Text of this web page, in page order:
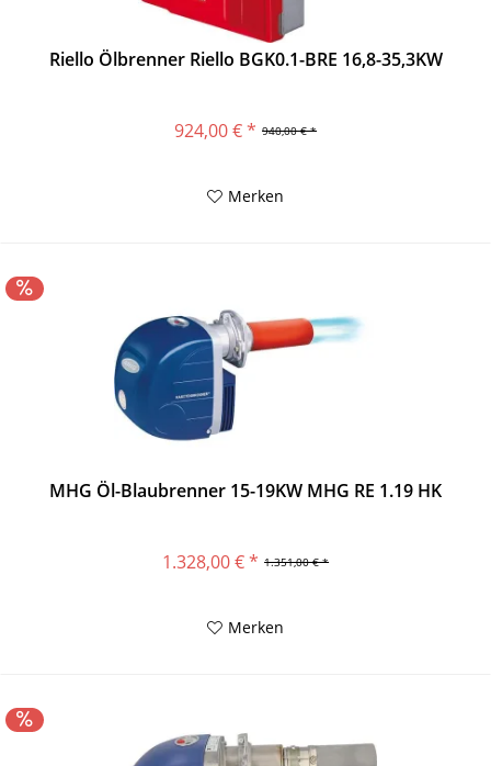
Riello Ölbrenner Riello BGK0.1-BRE 16,8-35,3KW
940,00 € *
924,00 € *
Merken
MHG Öl-Blaubrenner 15-19KW MHG RE 1.19 HK
1.351,00 € *
1.328,00 € *
Merken